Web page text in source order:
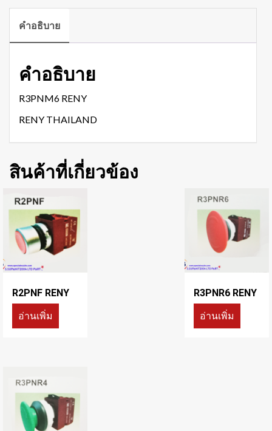
คำอธิบาย
คำอธิบาย
R3PNM6 RENY
RENY THAILAND
สินค้าที่เกี่ยวข้อง
R2PNF RENY
อ่านเพิ่ม
R3PNR6 RENY
อ่านเพิ่ม